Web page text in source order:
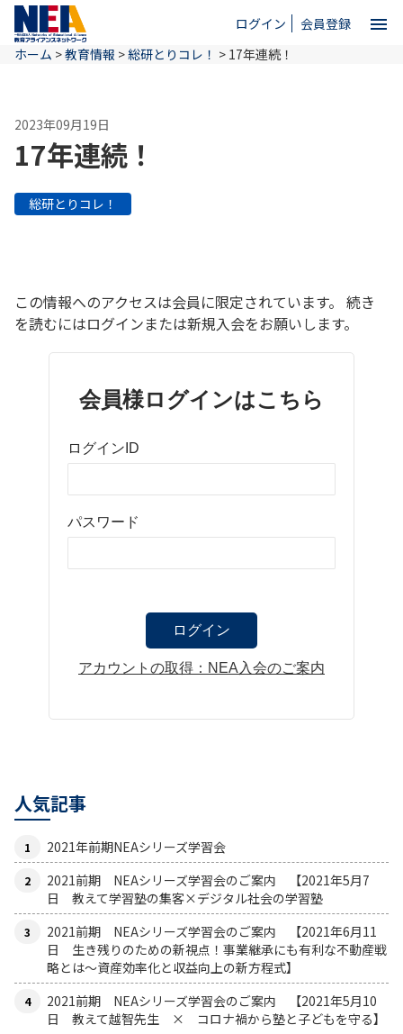
ログイン 会員登録 menu
ホーム
NEAとは
お問い合わせ
ホーム >教育情報 >総研とりコレ！ > 17年連続！
2023年09月19日
17年連続！
総研とりコレ！
この情報へのアクセスは会員に限定されています。 続き
を読むにはログインまたは新規入会をお願いします。
会員様ログインはこちら
ログインID
パスワード
アカウントの取得：NEA入会のご案内
人気記事
2021年前期NEAシリーズ学習会
2021前期 NEAシリーズ学習会のご案内 【2021年5月7
日 教えて学習塾の集客×デジタル社会の学習塾
2021前期 NEAシリーズ学習会のご案内 【2021年6月11
日 生き残りのための新視点！事業継承にも有利な不動産戦
略とは〜資産効率化と収益向上の新方程式】
2021前期 NEAシリーズ学習会のご案内 【2021年5月10
日 教えて越智先生 × コロナ禍から塾と子どもを守る】